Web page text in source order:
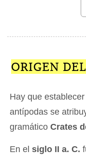
ORIGEN
Hay que
antípodas se
gramático Crates
En el siglo II a. C.